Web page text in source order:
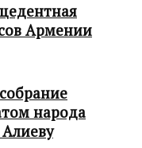
Армении
народа